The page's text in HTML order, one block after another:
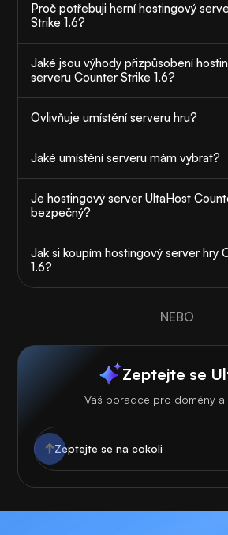
Proč potřebuji herní hostingový
Strike 1.6?
Jaké jsou výhody přizpůsobení
serveru Counter Strike 1.6?
Ovlivňuje umístění serveru hru?
Jaké umístění serveru mám vybrat?
Je hostingový server UltaHost
bezpečný?
Jak si koupím hostingový server hry
1.6?
NEBO
Zeptejte se
Váš poradce pro domény a